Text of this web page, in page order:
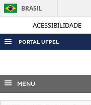
ACESSIBILIDADE
BRASIL
PORTAL UFPEL
AUDITORIA
COBALTO
MENU